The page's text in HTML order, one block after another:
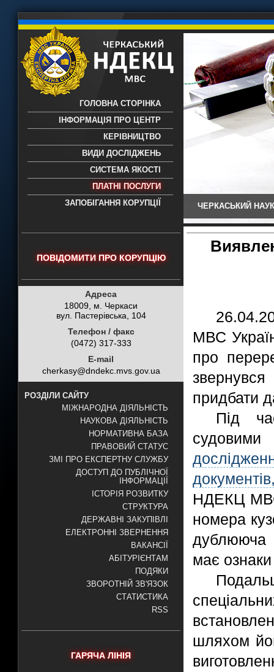
науково-дослідний експертно-
- проведення всих видів судових
експертиз
ГОЛОВНА СТОРІНКА
ІНФОРМАЦІЯ ПРО ЦЕНТР
КЕРІВНИЦТВО
ВИДИ ДОСЛІДЖЕНЬ
СИСТЕМА ЯКОСТІ
ПЛАТНІ ПОСЛУГИ
ЗАПОБІГАННЯ КОРУПЦІЇ
ЧЕРКАСЬКИЙ
ПОВІДОМИТИ ПРО КОРУПЦІЮ
Адреса
18009, м. Черкаси
вул. Пастерівська, 104
Телефон / факс
(0472) 317-333
E-mail
cherkasy@dndekc.mvs.gov.ua
РОЗДІЛИ САЙТУ
МІЖНАРОДНА ДІЯЛЬНІСТЬ
НАУКОВА ДІЯЛЬНІСТЬ
НОРМАТИВНА БАЗА
ПРАВОВИЙ СТАТУС
ЗМІ ПРО ЕКСПЕРТНУ СЛУЖБУ
ДОСТУП ДО ПУБЛІЧНОЇ
ІНФОРМАЦІЇ
ІСТОРІЯ РОЗВИТКУ
СТРУКТУРА
ДЕРЖАВНІ ЗАКУПІВЛІ
ЕЛЕКТРОННІ ЗВЕРНЕННЯ
ВАКАНСІЇ
АБІТУРІЄНТАМ
ПОДЯКИ
ЗВОРОТНІЙ ЗВ'ЯЗОК
СТАТИСТИКА
RSS
ГАРЯЧА ЛІНІЯ
МВС
про
придбати
Під
НДЕКЦ МВС
номера
дублююча
має
шляхом